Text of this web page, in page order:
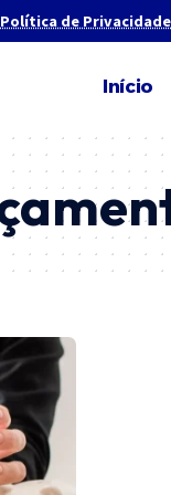
Política de Privacidade
Início